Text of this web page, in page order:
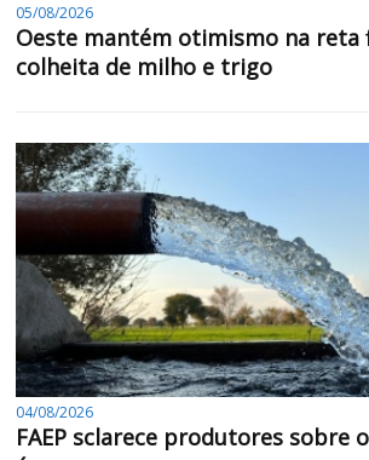
05/08/2026
Oeste mantém otimismo na reta
colheita de milho e trigo
04/08/2026
FAEP sclarece produtores sobre